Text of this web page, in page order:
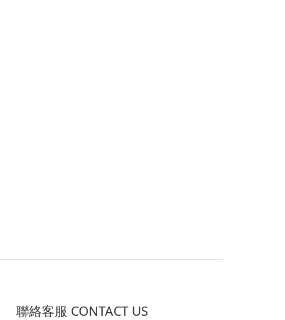
聯絡客服 CONTACT US